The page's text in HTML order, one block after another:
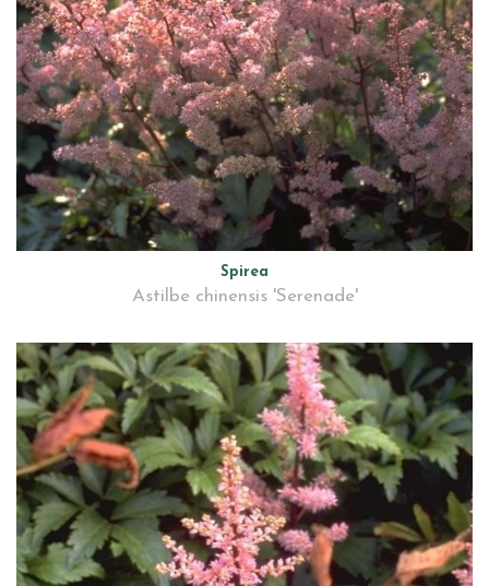
Spirea
Astilbe chinensis 'Serenade'